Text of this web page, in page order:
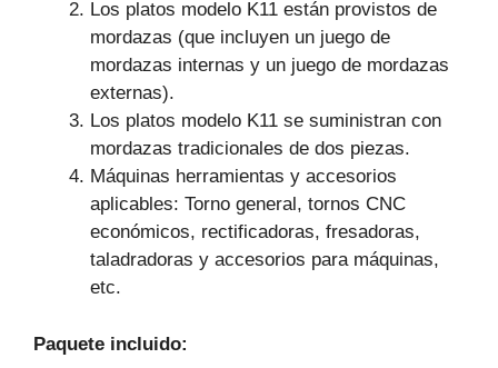
Los platos modelo K11 están provistos de
mordazas (que incluyen un juego de
mordazas internas y un juego de mordazas
externas).
Los platos modelo K11 se suministran con
mordazas tradicionales de dos piezas.
Máquinas herramientas y accesorios
aplicables: Torno general, tornos CNC
económicos, rectificadoras, fresadoras,
taladradoras y accesorios para máquinas,
etc.
Paquete incluido: